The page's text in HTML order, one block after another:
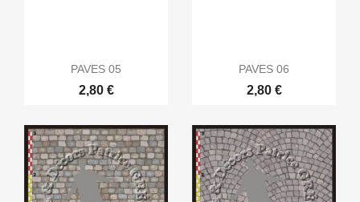
PAVES 05
2,80 €
PAVES 06
2,80 €